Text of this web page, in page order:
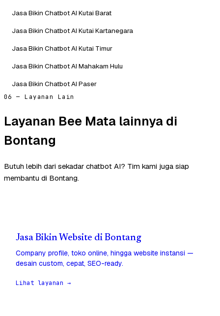
Jasa Bikin Chatbot AI Kutai Barat
Jasa Bikin Chatbot AI Kutai Kartanegara
Jasa Bikin Chatbot AI Kutai Timur
Jasa Bikin Chatbot AI Mahakam Hulu
Jasa Bikin Chatbot AI Paser
06 — Layanan Lain
Layanan Bee Mata lainnya di
Bontang
Butuh lebih dari sekadar chatbot AI? Tim kami juga siap
membantu di Bontang.
Jasa Bikin Website di Bontang
Company profile, toko online, hingga website instansi —
desain custom, cepat, SEO-ready.
Lihat layanan →